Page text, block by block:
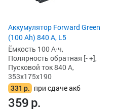
Аккумулятор Forward Green
(100 Ah) 840 А, L5
Ёмкость 100 А·ч,
Полярность обратная [- +],
Пусковой ток 840 А,
353x175x190
331 р. при сдаче акб
359р.